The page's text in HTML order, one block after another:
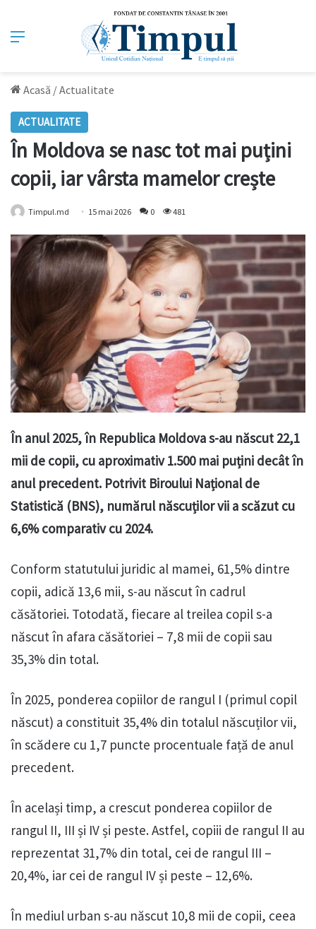
Meniu
Acasă /Actualitate
ACTUALITATE
În Moldova se nasc tot mai puțini
copii, iar vârsta mamelor crește
Timpul.md 15 mai 2026 0 481
În anul 2025, în Republica Moldova s-au născut 22,1
mii de copii, cu aproximativ 1.500 mai puțini decât în
anul precedent. Potrivit Biroului Național de
Statistică (BNS), numărul născuților vii a scăzut cu
6,6% comparativ cu 2024.
Conform statutului juridic al mamei, 61,5% dintre
copii, adică 13,6 mii, s-au născut în cadrul
căsătoriei. Totodată, fiecare al treilea copil s-a
născut în afara căsătoriei – 7,8 mii de copii sau
35,3% din total.
În 2025, ponderea copiilor de rangul I (primul copil
născut) a constituit 35,4% din totalul născuților vii,
în scădere cu 1,7 puncte procentuale față de anul
precedent.
În același timp, a crescut ponderea copiilor de
rangul II, III și IV și peste. Astfel, copiii de rangul II au
reprezentat 31,7% din total, cei de rangul III –
20,4%, iar cei de rangul IV și peste – 12,6%.
În mediul urban s-au născut 10,8 mii de copii, ceea